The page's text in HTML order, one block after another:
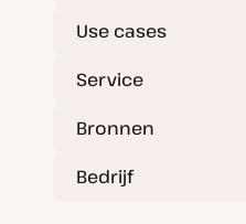
Use cases
Service
Bronnen
Bedrijf